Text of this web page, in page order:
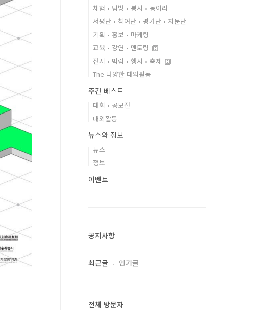
체험 • 탐방 • 봉사 • 동아리
서평단 • 참여단 • 평가단 • 자문단
기획 • 홍보 • 마케팅
교육 • 강연 • 멘토링
전시 • 박람 • 행사 • 축제
The 다양한 대외활동
주간 베스트
대회 • 공모전
대외활동
뉴스와 정보
뉴스
정보
이벤트
공지사항
최근글 인기글
전체 방문자